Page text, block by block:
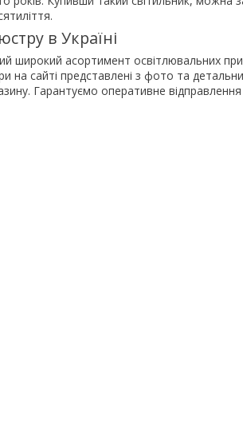
в Україні
широкий асортимент освітлювальних
на сайті представлені з фото та
Гарантуємо оперативне